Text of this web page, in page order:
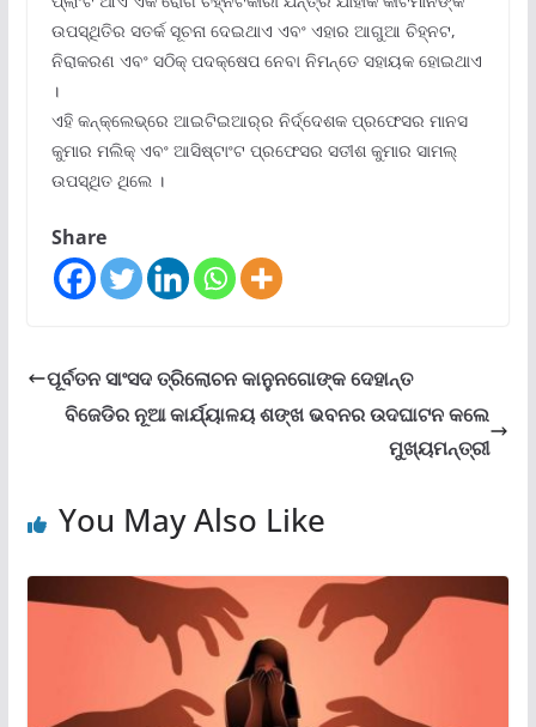
ଉପସ୍ଥିତିର ସତର୍କ ସୂଚନା ଦେଇଥାଏ ଏବଂ ଏହାର ଆଗୁଆ ଚିହ୍ନଟ,
ନିରାକରଣ ଏବଂ ସଠିକ୍ ପଦକ୍ଷେପ ନେବା ନିମନ୍ତେ ସହାୟକ ହୋଇଥାଏ
।
ଏହି କନ୍‌କ୍ଲେଭ୍‌ରେ ଆଇଟିଇଆର୍‌ର ନିର୍ଦ୍ଦେଶକ ପ୍ରଫେସର ମାନସ
କୁମାର ମଲିକ୍ ଏବଂ ଆସିଷ୍ଟାଂଟ ପ୍ରଫେସର ସତୀଶ କୁମାର ସାମଲ୍
ଉପସ୍ଥିତ ଥିଲେ ।
Share
ପୂର୍ବତନ ସାଂସଦ ତ୍ରିଲୋଚନ କାନୁନଗୋଙ୍କ ଦେହାନ୍ତ
ବିଜେଡିର ନୂଆ କାର୍ଯ୍ୟାଳୟ ଶଙ୍ଖ ଭବନର ଉଦଘାଟନ କଲେ
ମୁଖ୍ୟମନ୍ତ୍ରୀ
You May Also Like